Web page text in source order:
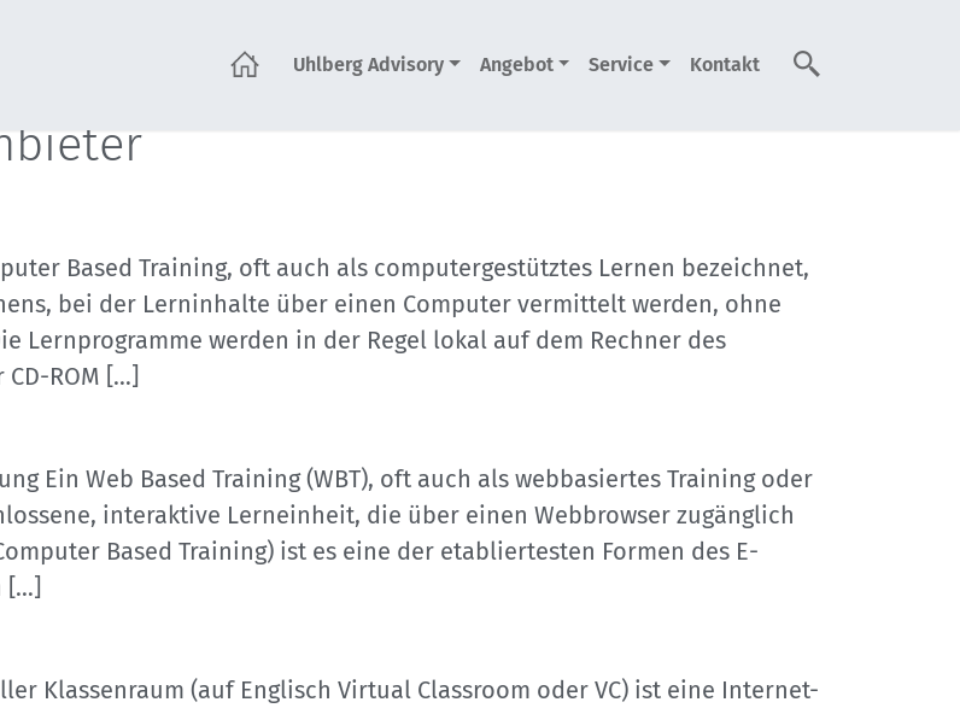
Uhlberg Advisory Angebot Service Kontakt
Suche
Based Training, oft auch als computergestütztes Lernen bezeichnet,
bei der Lerninhalte über einen Computer vermittelt werden, ohne
Lernprogramme werden in der Regel lokal auf dem Rechner des
ROM […]
Ein Web Based Training (WBT), oft auch als webbasiertes Training oder
interaktive Lerneinheit, die über einen Webbrowser zugänglich
Based Training) ist es eine der etabliertesten Formen des E-
[…]
Klassenraum (auf Englisch Virtual Classroom oder VC) ist eine Internet-